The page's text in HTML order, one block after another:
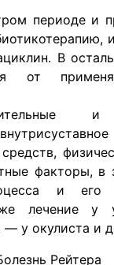
периоде и
В
от
факторы, в
и его
лечение у
у окулиста и
Рейтера